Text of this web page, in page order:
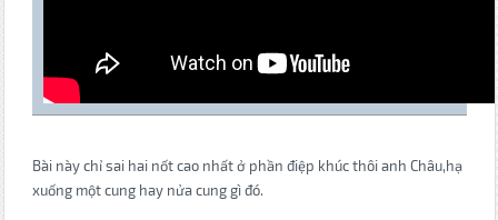
Bài này chỉ sai hai nốt cao nhất ở phần điệp khúc thôi anh Châu,hạ
xuống một cung hay nửa cung gì đó.